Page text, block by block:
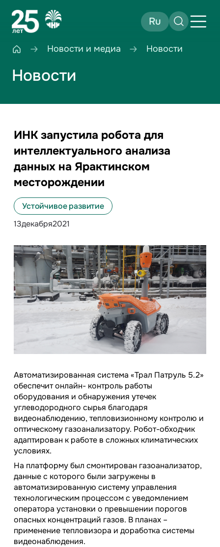
Ru
Новости и медиа Новости
Новости
ИНК запустила робота для
интеллектуального анализа
данных на Ярактинском
месторождении
Устойчивое развитие
13декабря2021
Автоматизированная система «Трал Патруль 5.2»
обеспечит онлайн- контроль работы
оборудования и обнаружения утечек
углеводородного сырья благодаря
видеонаблюдению, тепловизионному контролю и
оптическому газоанализатору. Робот-обходчик
адаптирован к работе в сложных климатических
условиях.
На платформу был смонтирован газоанализатор,
данные с которого были загружены в
автоматизированную систему управления
технологическим процессом с уведомлением
оператора установки о превышении порогов
опасных концентраций газов. В планах –
применение тепловизора и доработка системы
видеонаблюдения.